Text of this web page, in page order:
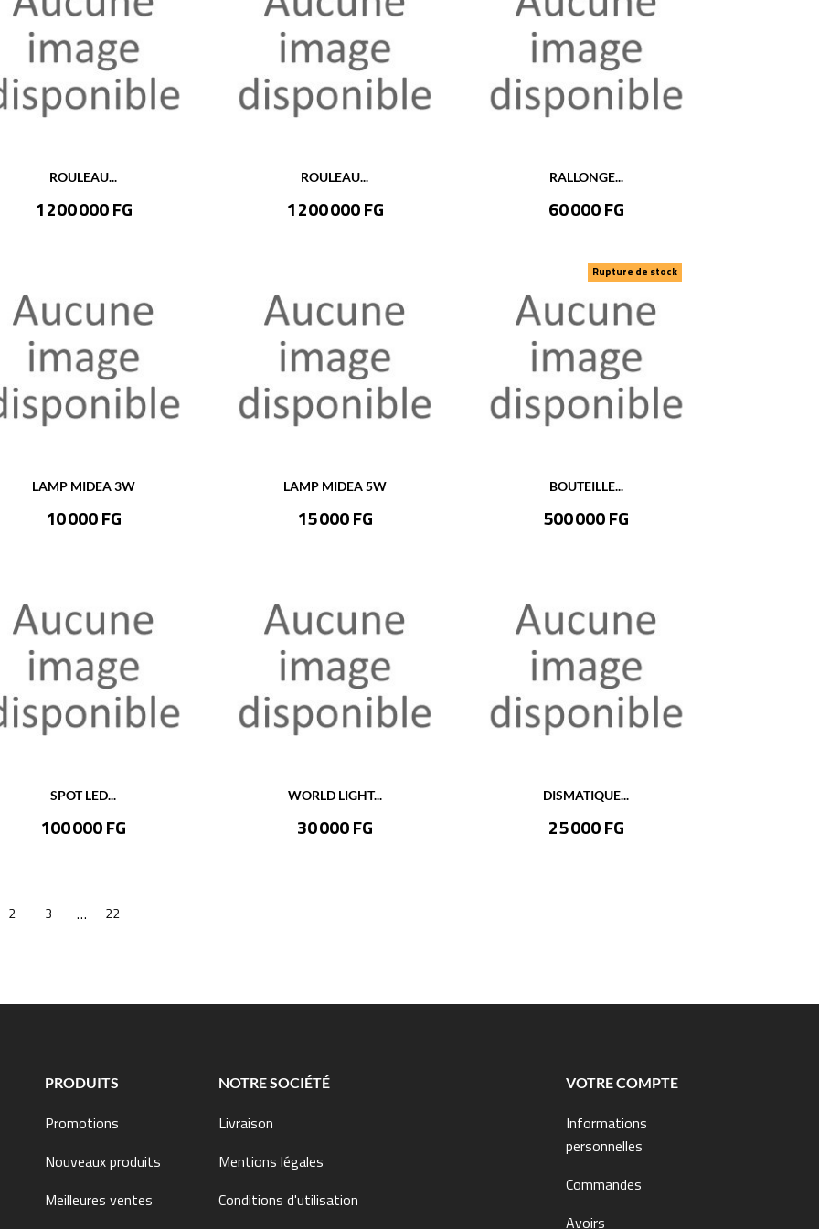
ROULEAU...
Prix
1 200 000 FG
ROULEAU...
Prix
1 200 000 FG
RALLONGE...
Prix
60 000 FG
LAMP MIDEA 3W
Prix
10 000 FG
LAMP MIDEA 5W
Prix
15 000 FG
BOUTEILLE...
Prix
500 000 FG
Rupture de stock
SPOT LED...
Prix
100 000 FG
WORLD LIGHT...
Prix
30 000 FG
DISMATIQUE...
Prix
25 000 FG
2 3 … 22
PRODUITS
Promotions
Nouveaux produits
Meilleures ventes
NOTRE SOCIÉTÉ
Livraison
Mentions légales
Conditions d'utilisation
VOTRE COMPTE
Informations
personnelles
Commandes
Avoirs